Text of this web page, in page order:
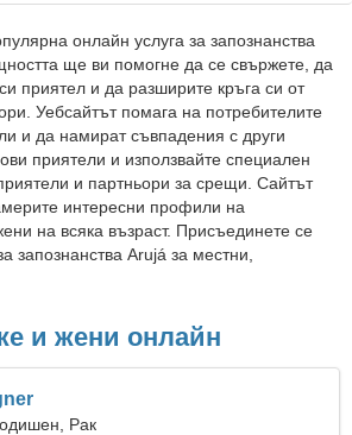
онлайн услуга за запознанства
ще ви помогне да се свържете, да
приятел и да разширите кръга си от
Уебсайтът помага на потребителите
и да намират съвпадения с други
приятели и използвайте специален
и партньори за срещи. Сайтът
интересни профили на
на всяка възраст. Присъединете се
запознанства Arujá за местни,
и жени онлайн
Рак